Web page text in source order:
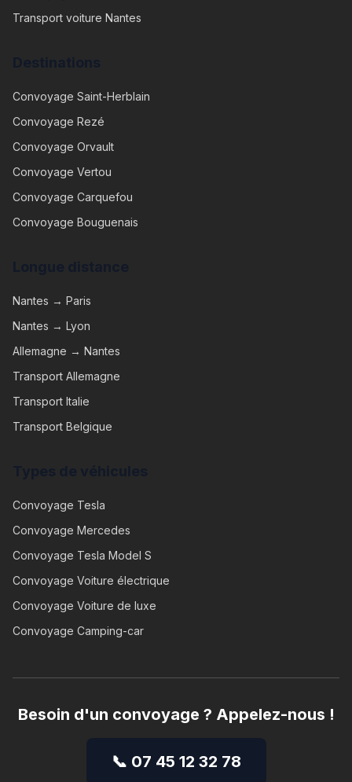
Transport voiture Nantes
Convoyage Saint-Herblain
Convoyage Rezé
Convoyage Orvault
Convoyage Vertou
Convoyage Carquefou
Convoyage Bouguenais
Nantes → Paris
Nantes → Lyon
Allemagne → Nantes
Transport Allemagne
Transport Italie
Transport Belgique
Convoyage Tesla
Convoyage Mercedes
Convoyage Tesla Model S
Convoyage Voiture électrique
Convoyage Voiture de luxe
Convoyage Camping-car
Besoin d'un convoyage ? Appelez-nous !
📞 07 45 12 32 78